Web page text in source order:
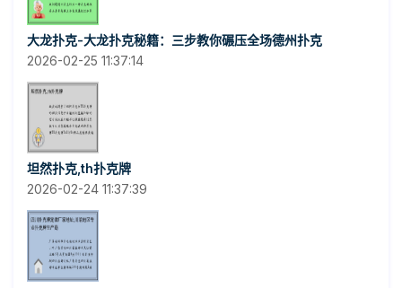
大龙扑克-大龙扑克秘籍：三步教你碾压全场德州扑克
2026-02-25 11:37:14
坦然扑克,th扑克牌
2026-02-24 11:37:39